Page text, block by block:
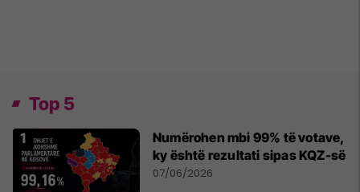
Top 5
Numërohen mbi 99% të votave,
ky është rezultati sipas KQZ-së
07/06/2026